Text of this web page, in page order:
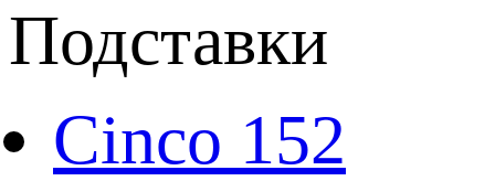
Подставки
Cinco 152